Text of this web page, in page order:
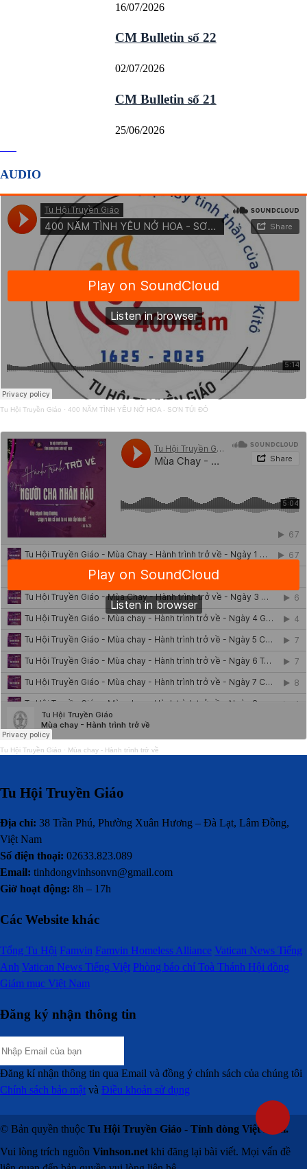
16/07/2026
CM Bulletin số 22
02/07/2026
CM Bulletin số 21
25/06/2026
AUDIO
Tu Hội Truyền Giáo · 400 NĂM TÌNH YÊU NỞ HOA - SƠN TÚI ĐỎ
Tu Hội Truyền Giáo · Mùa chay - Hành trình trở về
Tu Hội Truyền Giáo
Địa chỉ: 38 Trần Phú, Phường Xuân Hương – Đà Lạt, Lâm Đồng,
Việt Nam
Số điện thoại: 02633.823.089
Email: tinhdongvinhsonvn@gmail.com
Giờ hoạt động: 8h – 17h
Các Website khác
Tổng Tu Hội Famvin Famvin Homeless Alliance Vatican News Tiếng
Anh Vatican News Tiếng Việt Phòng báo chí Toà Thánh Hội đồng
Giám mục Việt Nam
Đăng ký nhận thông tin
Đăng kí nhận thông tin qua Email và đồng ý chính sách của chúng tôi
Chính sách bảo mật và Điều khoản sử dụng
© Bản quyền thuộc Tu Hội Truyền Giáo - Tỉnh dòng Việt Nam.
Vui lòng trích nguồn Vinhson.net khi đăng lại bài viết. Mọi vấn đề